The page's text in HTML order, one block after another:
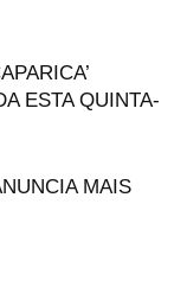
ESTA QUINTA-
MAIS